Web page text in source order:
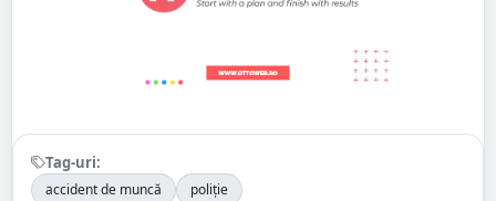
Tag-uri:
accident de muncă poliție